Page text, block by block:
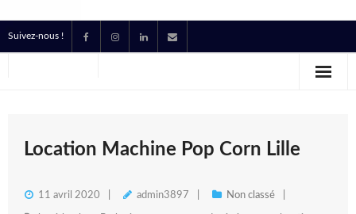
Suivez-nous !
Prestataire Technique Événementiel
Location Machine Pop Corn Lille
11 avril 2020 admin3897 Non classé